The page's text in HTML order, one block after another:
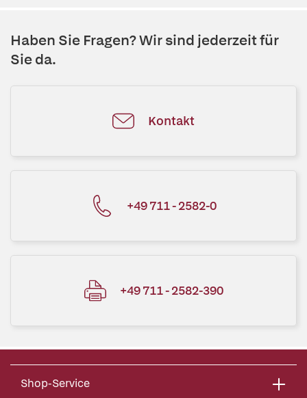
Haben Sie Fragen? Wir sind jederzeit für
Sie da.
Kontakt
+49 711 - 2582-0
+49 711 - 2582-390
Shop-Service